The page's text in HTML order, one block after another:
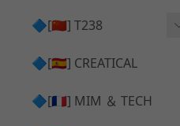
彈匣釋放鈕 ⧸ Mag Releas
推嘴 ⧸ Nozzle
🔷[🇨🇳] T238
電子扳機
發光器
🔷[🇪🇸] CREATICAL
🔷[🇫🇷] MIM ＆ TECH